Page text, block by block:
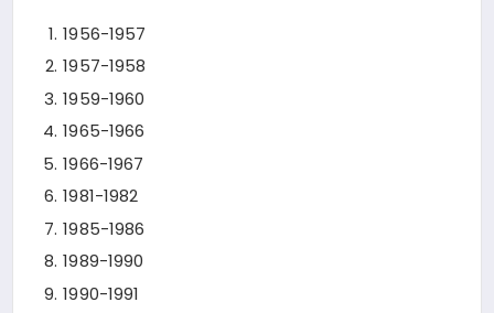
1956-1957
1957-1958
1959-1960
1965-1966
1966-1967
1981-1982
1985-1986
1989-1990
1990-1991